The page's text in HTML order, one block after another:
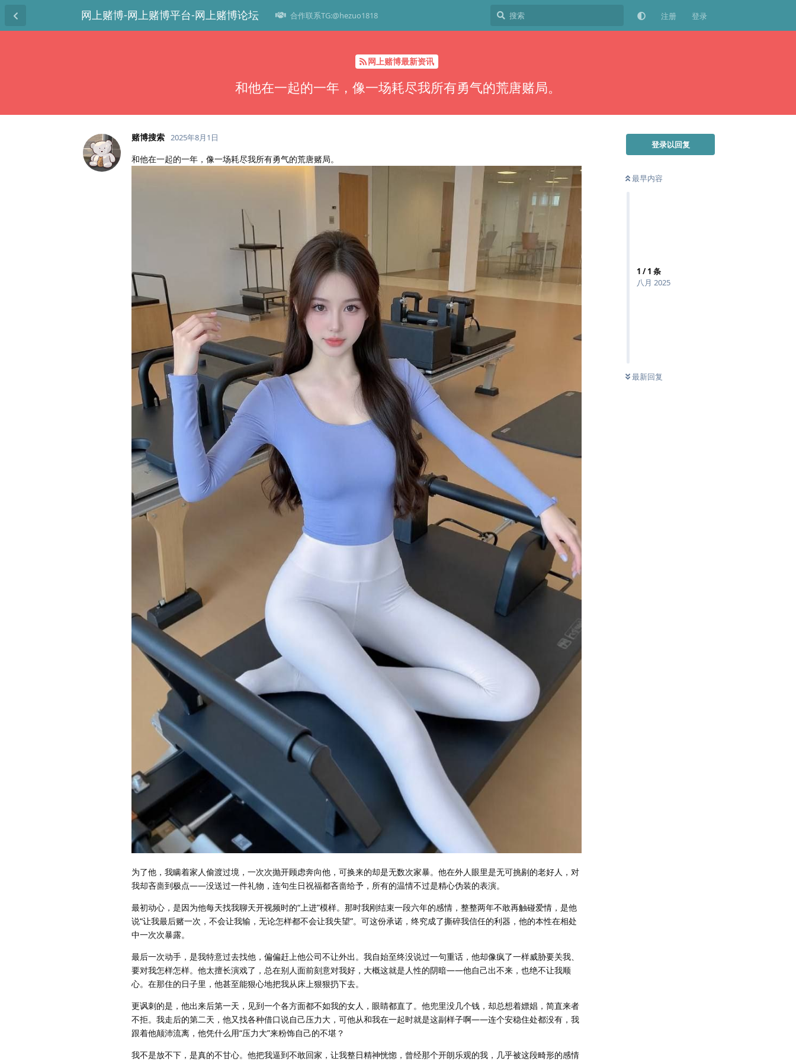
网上赌博-网上赌博平台-网上赌博论坛 合作联系TG:@hezuo1818 注册 登录
网上赌博最新资讯
和他在一起的一年，像一场耗尽我所有勇气的荒唐赌局。
登录以回复
最早内容
1 /1 条
八月 2025
最新回复
赌博搜索 2025年8月1日
和他在一起的一年，像一场耗尽我所有勇气的荒唐赌局。
为了他，我瞒着家人偷渡过境，一次次抛开顾虑奔向他，可换来的却是无数次家暴。他在外人眼里是无可挑剔的老好人，对
我却吝啬到极点——没送过一件礼物，连句生日祝福都吝啬给予，所有的温情不过是精心伪装的表演。
最初动心，是因为他每天找我聊天开视频时的“上进”模样。那时我刚结束一段六年的感情，整整两年不敢再触碰爱情，是他
说“让我最后赌一次，不会让我输，无论怎样都不会让我失望”。可这份承诺，终究成了撕碎我信任的利器，他的本性在相处
中一次次暴露。
最后一次动手，是我特意过去找他，偏偏赶上他公司不让外出。我自始至终没说过一句重话，他却像疯了一样威胁要关我、
要对我怎样怎样。他太擅长演戏了，总在别人面前刻意对我好，大概这就是人性的阴暗——他自己出不来，也绝不让我顺
心。在那住的日子里，他甚至能狠心地把我从床上狠狠扔下去。
更讽刺的是，他出来后第一天，见到一个各方面都不如我的女人，眼睛都直了。他兜里没几个钱，却总想着嫖娼，简直来者
不拒。我走后的第二天，他又找各种借口说自己压力大，可他从和我在一起时就是这副样子啊——连个安稳住处都没有，我
跟着他颠沛流离，他凭什么用“压力大”来粉饰自己的不堪？
我不是放不下，是真的不甘心。他把我逼到不敢回家，让我整日精神恍惚，曾经那个开朗乐观的我，几乎被这段畸形的感情